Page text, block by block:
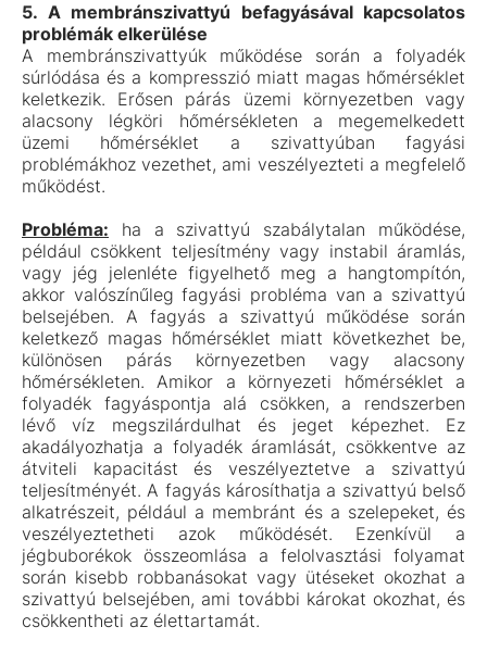
5. A membránszivattyú befagyásával kapcsolatos
problémák elkerülése
A membránszivattyúk működése során a folyadék
súrlódása és a kompresszió miatt magas hőmérséklet
keletkezik. Erősen párás üzemi környezetben vagy
alacsony légköri hőmérsékleten a megemelkedett
üzemi hőmérséklet a szivattyúban fagyási
problémákhoz vezethet, ami veszélyezteti a megfelelő
működést.
Probléma: ha a szivattyú szabálytalan működése,
például csökkent teljesítmény vagy instabil áramlás,
vagy jég jelenléte figyelhető meg a hangtompítón,
akkor valószínűleg fagyási probléma van a szivattyú
belsejében. A fagyás a szivattyú működése során
keletkező magas hőmérséklet miatt következhet be,
különösen párás környezetben vagy alacsony
hőmérsékleten. Amikor a környezeti hőmérséklet a
folyadék fagyáspontja alá csökken, a rendszerben
lévő víz megszilárdulhat és jeget képezhet. Ez
akadályozhatja a folyadék áramlását, csökkentve az
átviteli kapacitást és veszélyeztetve a szivattyú
teljesítményét. A fagyás károsíthatja a szivattyú belső
alkatrészeit, például a membránt és a szelepeket, és
veszélyeztetheti azok működését. Ezenkívül a
jégbuborékok összeomlása a felolvasztási folyamat
során kisebb robbanásokat vagy ütéseket okozhat a
szivattyú belsejében, ami további károkat okozhat, és
csökkentheti az élettartamát.